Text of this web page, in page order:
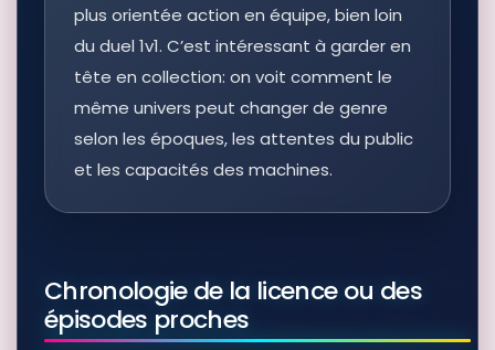
plus orientée action en équipe, bien loin
du duel 1v1. C’est intéressant à garder en
tête en collection: on voit comment le
même univers peut changer de genre
selon les époques, les attentes du public
et les capacités des machines.
Chronologie de la licence ou des
épisodes proches